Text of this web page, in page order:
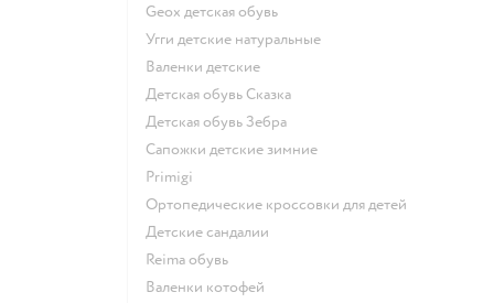
Geox детская обувь
Угги детские натуральные
Валенки детские
Детская обувь Сказка
Детская обувь Зебра
Сапожки детские зимние
Primigi
Ортопедические кроссовки для детей
Детские сандалии
Reima обувь
Валенки котофей